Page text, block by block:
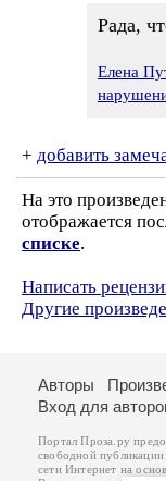
Рада,
Елена
+ добавить
На это
отображается
списке.
Написать
Другие
Авторы
Вход для
Портал Проза.ру
свободной
сети Интернет на